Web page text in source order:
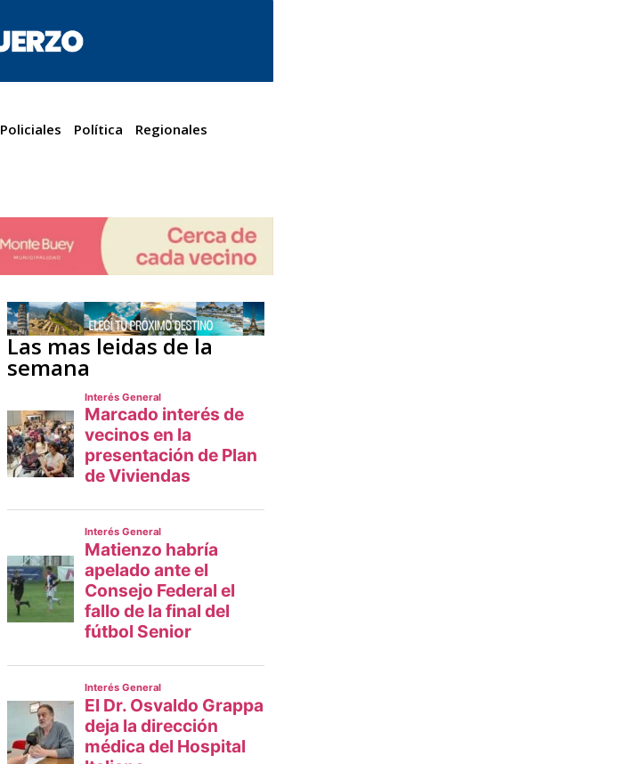
Policiales Política Regionales
Las mas leidas de la
semana